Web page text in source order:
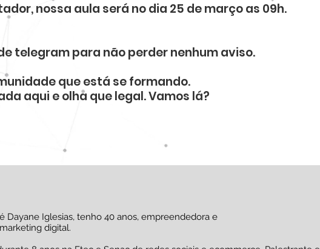
nossa aula será no dia 25 de março as 09h.
telegram para não perder nenhum aviso.
que está se formando.
aqui e olha que legal. Vamos lá?
Dayane Iglesias, tenho 40 anos, empreendedora e
digital.